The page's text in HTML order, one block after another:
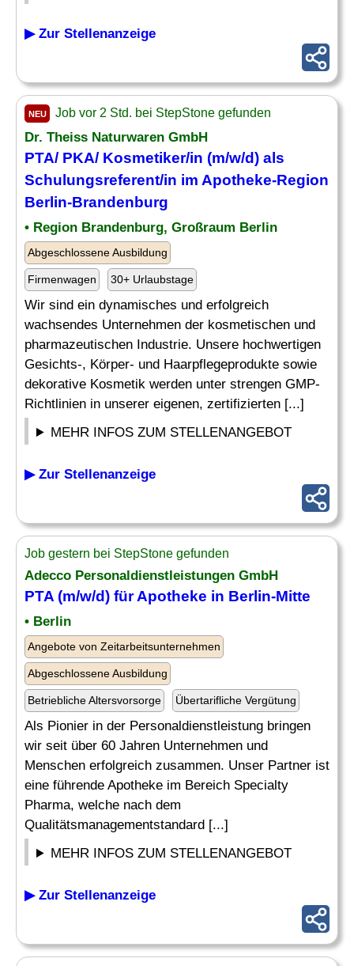
▶ Zur Stellenanzeige
NEU Job vor 2 Std. bei StepStone gefunden
Dr. Theiss Naturwaren GmbH
PTA/ PKA/ Kosmetiker/in (m/w/d) als
Schulungsreferent/in im Apotheke-Region
Berlin-Brandenburg
• Region Brandenburg, Großraum Berlin
Abgeschlossene Ausbildung
Firmenwagen 30+ Urlaubstage
Wir sind ein dynamisches und erfolgreich
wachsendes Unternehmen der kosmetischen und
pharmazeutischen Industrie. Unsere hochwertigen
Gesichts-, Körper- und Haarpflegeprodukte sowie
dekorative Kosmetik werden unter strengen GMP-
Richtlinien in unserer eigenen, zertifizierten [...]
MEHR INFOS ZUM STELLENANGEBOT
▶ Zur Stellenanzeige
Job gestern bei StepStone gefunden
Adecco Personaldienstleistungen GmbH
PTA (m/w/d) für Apotheke in Berlin-Mitte
• Berlin
Angebote von Zeitarbeitsunternehmen
Abgeschlossene Ausbildung
Betriebliche Altersvorsorge Übertarifliche Vergütung
Als Pionier in der Personaldienstleistung bringen
wir seit über 60 Jahren Unternehmen und
Menschen erfolgreich zusammen. Unser Partner ist
eine führende Apotheke im Bereich Specialty
Pharma, welche nach dem
Qualitätsmanagementstandard [...]
MEHR INFOS ZUM STELLENANGEBOT
▶ Zur Stellenanzeige